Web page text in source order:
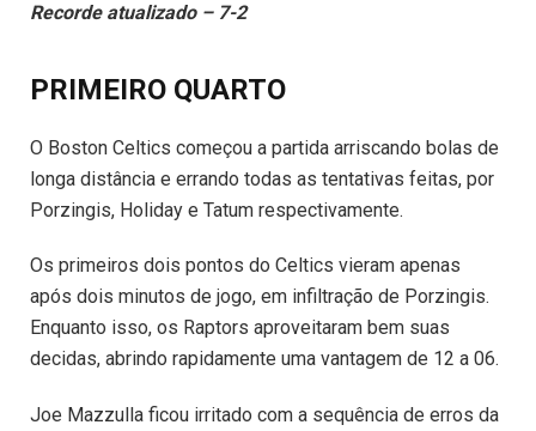
Recorde atualizado – 7-2
PRIMEIRO QUARTO
O Boston Celtics começou a partida arriscando bolas de
longa distância e errando todas as tentativas feitas, por
Porzingis, Holiday e Tatum respectivamente.
Os primeiros dois pontos do Celtics vieram apenas
após dois minutos de jogo, em infiltração de Porzingis.
Enquanto isso, os Raptors aproveitaram bem suas
decidas, abrindo rapidamente uma vantagem de 12 a 06.
Joe Mazzulla ficou irritado com a sequência de erros da